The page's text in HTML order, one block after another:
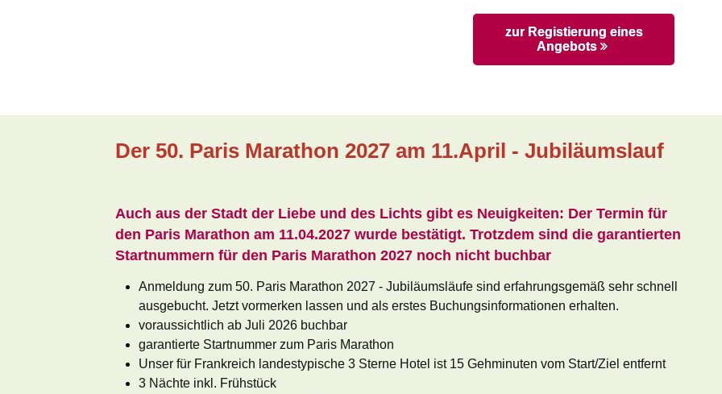
zur Registierung eines
Angebots
Der 50. Paris Marathon 2027 am 11.April - Jubiläumslauf
Auch aus der Stadt der Liebe und des Lichts gibt es Neuigkeiten: Der Termin für
den Paris Marathon am 11.04.2027 wurde bestätigt. Trotzdem sind die garantierten
Startnummern für den Paris Marathon 2027 noch nicht buchbar
Anmeldung zum 50. Paris Marathon 2027 - Jubiläumsläufe sind erfahrungsgemäß sehr schnell
ausgebucht. Jetzt vormerken lassen und als erstes Buchungsinformationen erhalten.
voraussichtlich ab Juli 2026 buchbar
garantierte Startnummer zum Paris Marathon
Unser für Frankreich landestypische 3 Sterne Hotel ist 15 Gehminuten vom Start/Ziel entfernt
3 Nächte inkl. Frühstück